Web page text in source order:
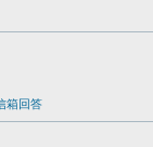
箱回答